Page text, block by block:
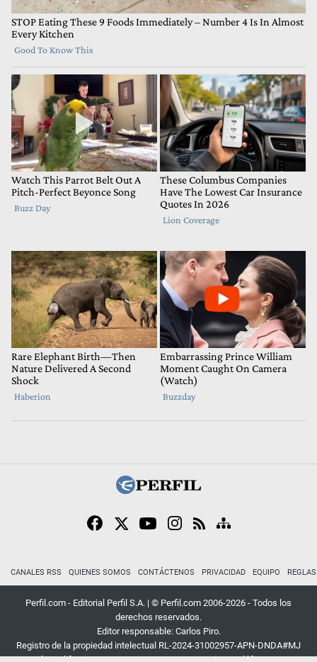
CANALES RSS QUIENES SOMOS CONTÁCTENOS PRIVACIDAD EQUIPO
Perfil.com - Editorial Perfil S.A. | © Perfil.com 2006-2026 - Todos los
derechos reservados.
Editor responsable: Carlos Piro.
Registro de la propiedad intelectual RL-2024-31002957-APN-DNDA#MJ
Dirección:California 2715,C1289ABI,CABA, Argentina| Teléfono:+54 9 11